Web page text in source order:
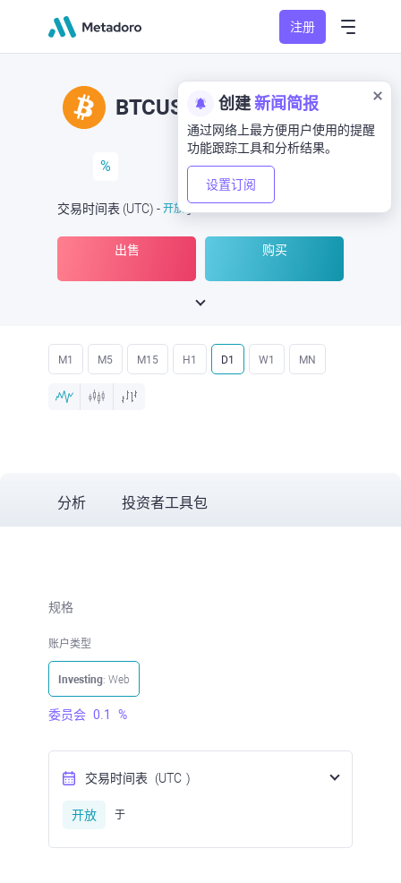
注册
创建新闻简报
通过网络上最方便用户使用的提醒
功能跟踪工具和分析结果。
设置订阅
BTCUSD BTC/USD
%
交易时间表 (UTC) - 开放 于
出售 购买
M1 M5 M15 H1 D1 W1 MN
分析 投资者工具包
规格
账户类型
Investing: Web
委员会 0.1 %
交易时间表 (UTC )
开放 于